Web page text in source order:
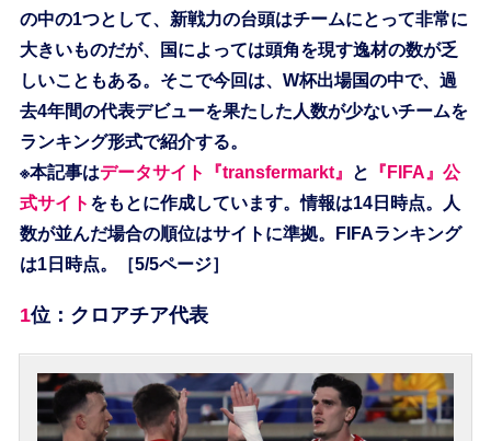
の中の1つとして、新戦力の台頭はチームにとって非常に
大きいものだが、国によっては頭角を現す逸材の数が乏
しいこともある。そこで今回は、W杯出場国の中で、過
去4年間の代表デビューを果たした人数が少ないチームを
ランキング形式で紹介する。
※本記事はデータサイト『transfermarkt』 と
『FIFA』公
式サイト をもとに作成しています。情報は14日時点。人
数が並んだ場合の順位はサイトに準拠。FIFAランキング
は1日時点。［5/5ページ］
1位：クロアチア代表